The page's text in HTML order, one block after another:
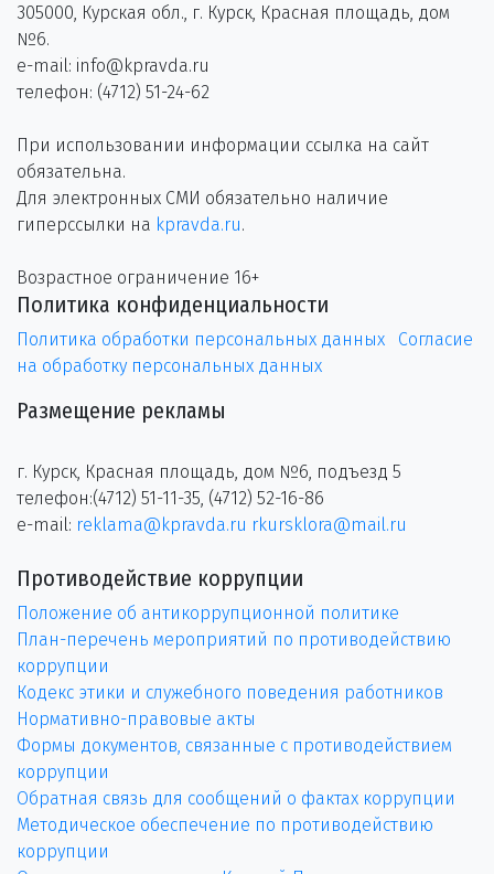
305000, Курская обл., г. Курск, Красная площадь, дом
№6.
e-mail: info@kpravda.ru
телефон: (4712) 51-24-62
При использовании информации ссылка на сайт
обязательна.
Для электронных СМИ обязательно наличие
гиперссылки на kpravda.ru.
Возрастное ограничение 16+
Политика конфиденциальности
Политика обработки персональных данных
Согласие
на обработку персональных данных
Размещение рекламы
г. Курск, Красная площадь, дом №6, подъезд 5
телефон:(4712) 51-11-35, (4712) 52-16-86
e-mail: reklama@kpravda.ru rkursklora@mail.ru
Противодействие коррупции
Положение об антикоррупционной политике
План-перечень мероприятий по противодействию
коррупции
Кодекс этики и служебного поведения работников
Нормативно-правовые акты
Формы документов, связанные с противодействием
коррупции
Обратная связь для сообщений о фактах коррупции
Методическое обеспечение по противодействию
коррупции